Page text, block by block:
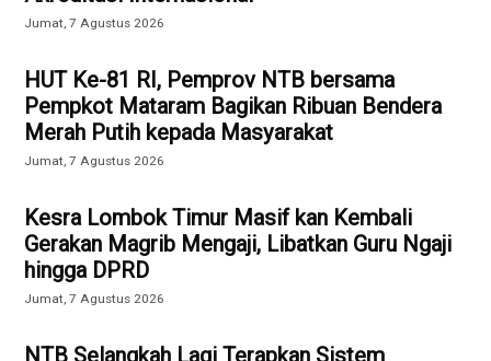
Jumat, 7 Agustus 2026
HUT Ke-81 RI, Pemprov NTB bersama
Pempkot Mataram Bagikan Ribuan Bendera
Merah Putih kepada Masyarakat
Jumat, 7 Agustus 2026
Kesra Lombok Timur Masif kan Kembali
Gerakan Magrib Mengaji, Libatkan Guru Ngaji
hingga DPRD
Jumat, 7 Agustus 2026
NTB Selangkah Lagi Terapkan Sistem